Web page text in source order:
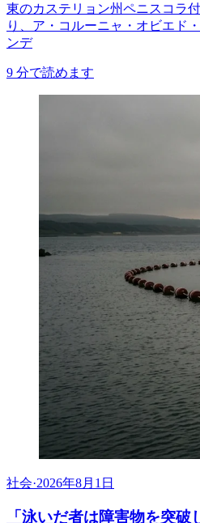
東のカステリョン州ペニスコラ
り、ア・コルーニャ・オビエド
ンデ
9 分で読めます
社会·2026年8月1日
「泳いだ者は障害物を突